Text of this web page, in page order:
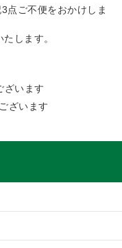
点ご不便をおかけしま
します。
ざいます
ざいます